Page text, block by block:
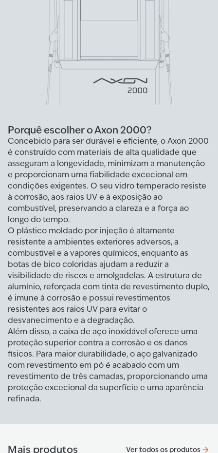
Porquê escolher o Axon 2000?
Concebido para ser durável e eficiente, o Axon 2000
é construído com materiais de alta qualidade que
asseguram a longevidade, minimizam a manutenção
e proporcionam uma fiabilidade excecional em
condições exigentes. O seu vidro temperado resiste
à corrosão, aos raios UV e à exposição ao
combustível, preservando a clareza e a força ao
longo do tempo.
O plástico moldado por injeção é altamente
resistente a ambientes exteriores adversos, a
combustível e a vapores químicos, enquanto as
botas de bico coloridas ajudam a reduzir a
visibilidade de riscos e amolgadelas. A estrutura de
alumínio, reforçada com tinta de revestimento duplo,
é imune à corrosão e possui revestimentos
resistentes aos raios UV para evitar o
desvanecimento e a degradação.
Além disso, a caixa de aço inoxidável oferece uma
proteção superior contra a corrosão e os danos
físicos. Para maior durabilidade, o aço galvanizado
com revestimento em pó é acabado com um
revestimento de três camadas, proporcionando uma
proteção excecional da superfície e uma aparência
refinada.
Mais produtos Ver todos os produtos